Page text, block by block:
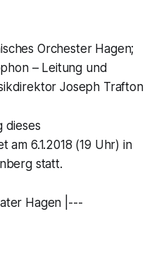
Orchester Hagen;
– Leitung und
Joseph Trafton
dieses
am 6.1.2018 (19 Uhr) in
statt.
Hagen |---